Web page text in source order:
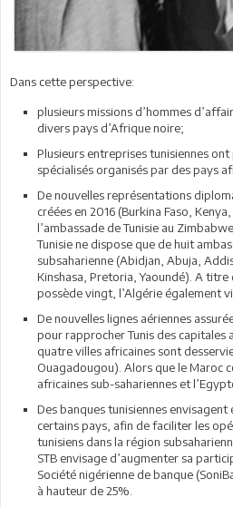
Dans cette perspective:
plusieurs missions d’hommes
divers pays d’Afrique noire;
Plusieurs entreprises tunisiennes
spécialisés organisés par des pays
De nouvelles représentations
créées en 2016 (Burkina Faso,
l’ambassade de Tunisie au
Tunisie ne dispose que de huit
subsaharienne (Abidjan, Abuja,
Kinshasa, Pretoria, Yaoundé). A
possède vingt, l’Algérie également
De nouvelles lignes aériennes
pour rapprocher Tunis des capitales
quatre villes africaines sont
Ouagadougou). Alors que le Maroc
africaines sub-sahariennes et
Des banques tunisiennes envisagent
certains pays, afin de faciliter les
tunisiens dans la région
STB envisage d’augmenter sa
Société nigérienne de banque
à hauteur de 25%.